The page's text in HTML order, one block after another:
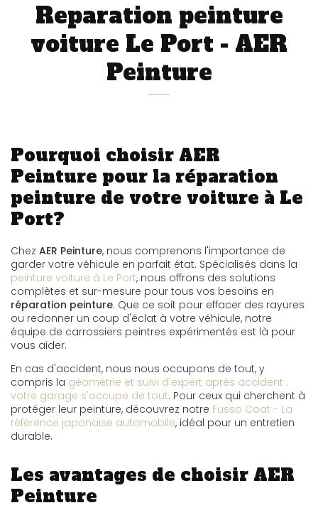
Reparation peinture
voiture Le Port - AER
Peinture
Pourquoi choisir AER
Peinture pour la réparation
peinture de votre voiture à Le
Port?
Chez AER Peinture, nous comprenons l'importance de
garder votre véhicule en parfait état. Spécialisés dans la
peinture voiture à Le Port, nous offrons des solutions
complètes et sur-mesure pour tous vos besoins en
réparation peinture. Que ce soit pour effacer des rayures
ou redonner un coup d'éclat à votre véhicule, notre
équipe de carrossiers peintres expérimentés est là pour
vous aider.
En cas d'accident, nous nous occupons de tout, y
compris la géométrie et suivi d'expert après accident :
votre garage s'occupe de tout. Pour ceux qui cherchent à
protéger leur peinture, découvrez notre Fusso Coat - La
référence japonaise automobile, idéal pour un entretien
durable.
Les avantages de choisir AER
Peinture